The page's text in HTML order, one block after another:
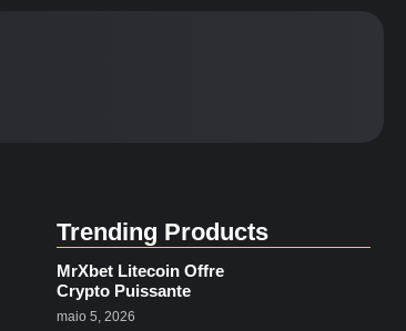
Trending Products
MrXbet Litecoin Offre
Crypto Puissante
maio 5, 2026